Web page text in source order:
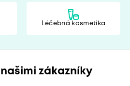
Léčebná kosmetika
zákazníky